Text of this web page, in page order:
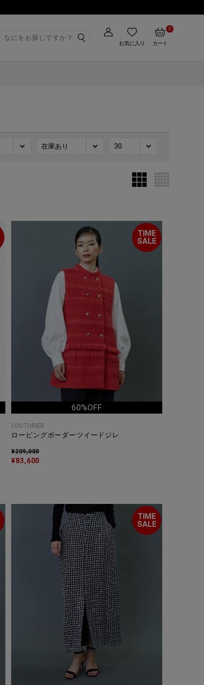
お気に入り カート
0
在庫あり 30
TIME
SALE
60%OFF
COUTURIER
ロービングボーダーツイードジレ
¥209,000
¥83,600
TIME
SALE